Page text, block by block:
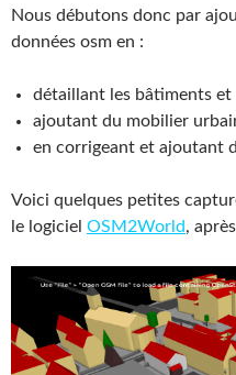
Nous débutons donc par
données osm en :
détaillant les bâtiments
ajoutant du mobilier
en corrigeant et ajoutant
Voici quelques petites
le logiciel OSM2World,